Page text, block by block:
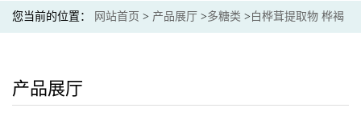
您当前的位置： 网站首页 > 产品展厅 >多糖类 > 白桦茸提取物 桦褐
产品展厅